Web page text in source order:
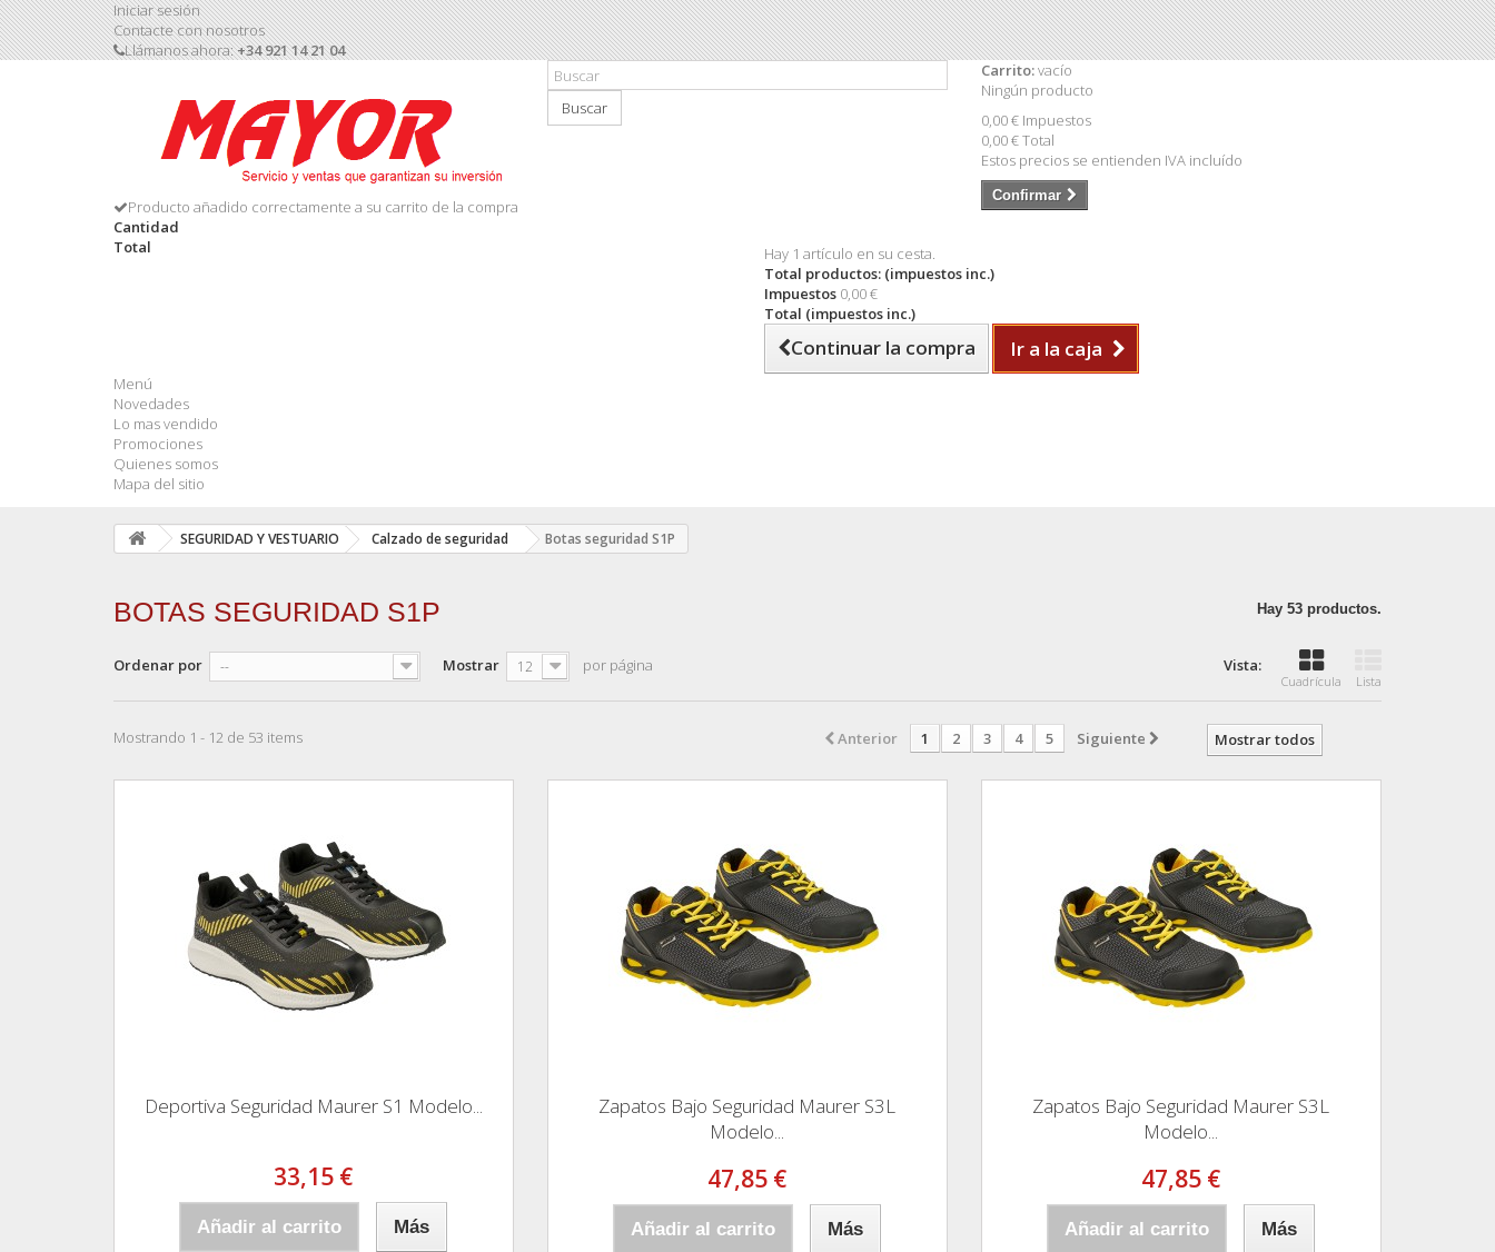
Iniciar sesión
Contacte con nosotros
Llámanos ahora:+34 921 14 21 04
Buscar
Carrito:vacío
Ningún producto
0,00 € Impuestos
0,00 €Total
Estos precios se entienden IVA incluído
Confirmar
Producto añadido correctamente a su carrito de la compra
Cantidad
Total
Hay 1 artículo en su cesta.
Total productos: (impuestos inc.)
Impuestos 0,00 €
Total (impuestos inc.)
Continuar la compra Ir a la caja
Menú
Novedades
Lo mas vendido
Promociones
Quienes somos
Mapa del sitio
SEGURIDAD Y VESTUARIO Calzado de seguridad Botas seguridad S1P
BOTAS SEGURIDAD S1P Hay 53 productos.
Vista:
Cuadrícula Lista
Ordenar por -- Mostrar 12 por página
Mostrar todos
Anterior 1 2 3 4 5 Siguiente
Mostrando 1 - 12 de 53 items
Deportiva Seguridad Maurer S1 Modelo...
33,15 €
Añadir al carrito Más
Zapatos Bajo Seguridad Maurer S3L
Modelo...
47,85 €
Añadir al carrito Más
Zapatos Bajo Seguridad Maurer S3L
Modelo...
47,85 €
Añadir al carrito Más